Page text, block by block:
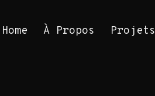
Home À Propos Projets